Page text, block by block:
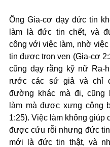
Ông Gia-cơ dạy đức tin
làm là đức tin chết, và
công với việc làm, nhờ
tin được trọn vẹn (Gia-cơ
cũng dạy rằng kỹ nữ Ra-
rước các sứ giả và chỉ
đường khác mà đi, cũng
làm mà được xưng công
1:25). Việc làm không giúp
được cứu rỗi nhưng đức
mới là đức tin thật, và